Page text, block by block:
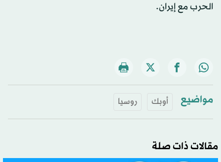
الحرب مع إيران.
مواضيع أوبك روسيا
مقالات ذات صلة